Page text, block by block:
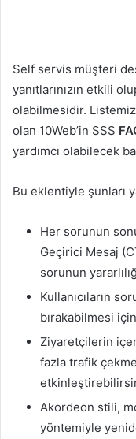
Self servis müşteri
yanıtlarınızın etkili
olabilmesidir.
olan 10Web’in SSS
yardımcı olabilecek
Bu eklentiyle şunları
Her sorunun
Geçirici Mesaj
sorunun
Kullanıcıların
bırakabilmesi
Ziyaretçilerin
fazla trafik
Akordeon stili,
yöntemiyle